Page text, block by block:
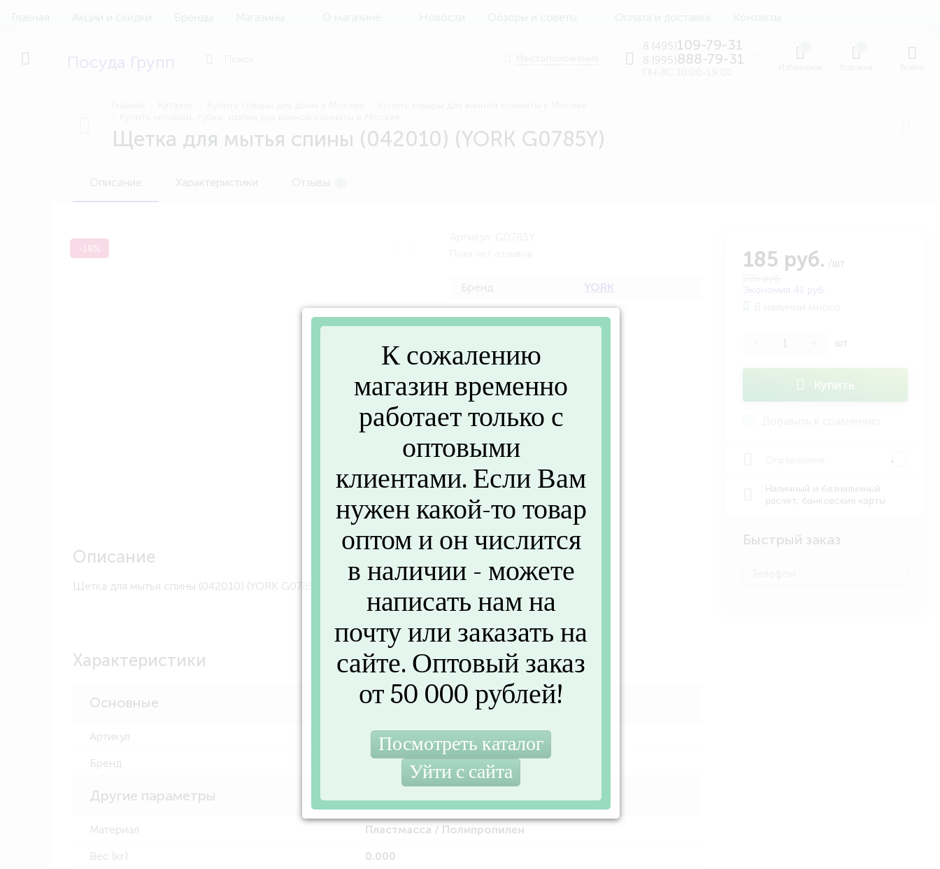
Главная Акции и скидки Бренды Магазины О магазине Новости Обзоры и советы Оплата и доставка Контакты
Посуда Групп Местоположение
8 (495)109-79-31
8 (995)888-79-31
ПН-ВС 10:00-19:00
Щетка для мытья спины (042010) (YORK G0785Y)
Описание Характеристики Отзывы
-18%
Бренд YORK
Описание
Щетка для мытья спины (042010) (YORK G0785Y)
Характеристики
Основные
Артикул
G0785Y
Бренд
YORK
Другие параметры
Материал
Пластмасса / Полипропилен
Вес (кг)
0.000
185 руб. /шт
Экономия 41 руб.
шт
Купить
Наличный и безналичный
расчет, банковские карты
Быстрый заказ
К сожалению
магазин временно
работает только с
оптовыми
клиентами. Если Вам
нужен какой-то товар
оптом и он числится
в наличии - можете
написать нам на
почту или заказать на
сайте. Оптовый заказ
от 50 000 рублей!